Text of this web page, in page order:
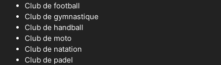
Club de football
Club de gymnastique
Club de handball
Club de moto
Club de natation
Club de padel